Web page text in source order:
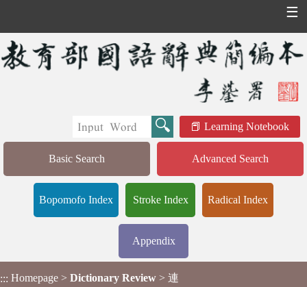
☰
Learning Notebook
Basic Search Advanced Search
Bopomofo Index Stroke Index Radical Index
Appendix
::: Homepage > Dictionary Review > 連